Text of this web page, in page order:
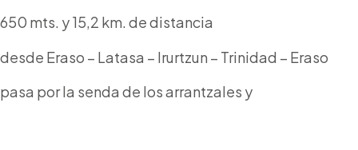
650 mts. y 15,2 km. de distancia
desde Eraso – Latasa – Irurtzun – Trinidad – Eraso
pasa por la senda de los arrantzales y